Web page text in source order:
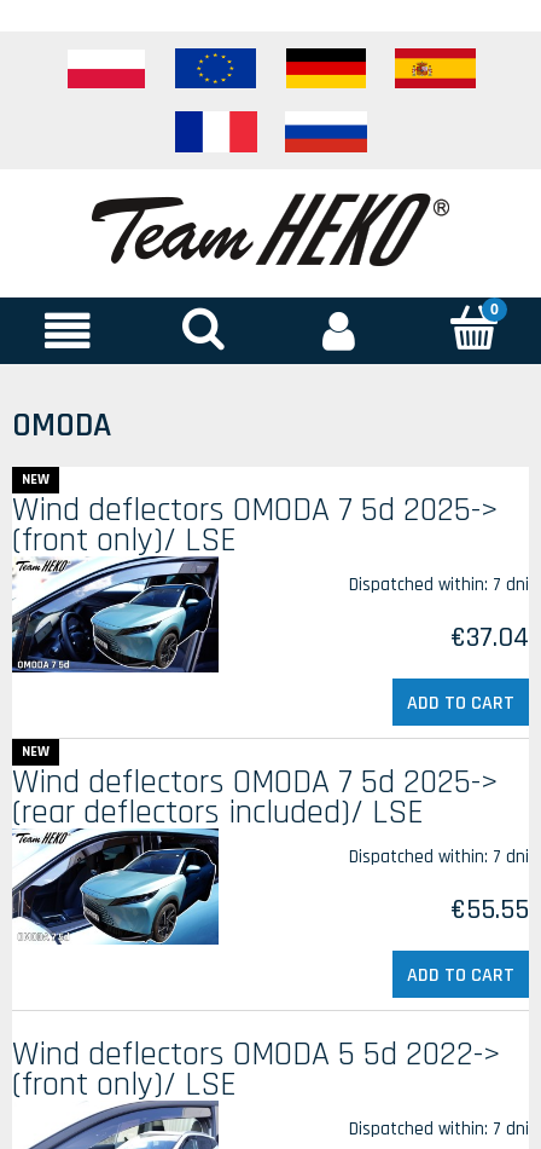
OMODA
Wind deflectors OMODA 7 5d 2025->
(front only)/ LSE
Dispatched within: 7 dni
€37.04
ADD TO CART
NEW
Wind deflectors OMODA 7 5d 2025->
(rear deflectors included)/ LSE
Dispatched within: 7 dni
€55.55
ADD TO CART
NEW
Wind deflectors OMODA 5 5d 2022->
(front only)/ LSE
Dispatched within: 7 dni